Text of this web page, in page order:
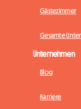
Gästezimmer
Gesamte
Unternehmen
Blog
Karriere